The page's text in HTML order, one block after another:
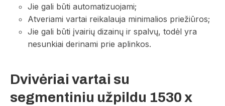
Jie gali būti automatizuojami;
Atveriami vartai reikalauja minimalios priežiūros;
Jie gali būti įvairių dizainų ir spalvų, todėl yra
nesunkiai derinami prie aplinkos.
Dvivėriai vartai su
segmentiniu užpildu 1530 x